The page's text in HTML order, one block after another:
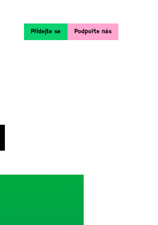
Přidejte se Podpořte nás